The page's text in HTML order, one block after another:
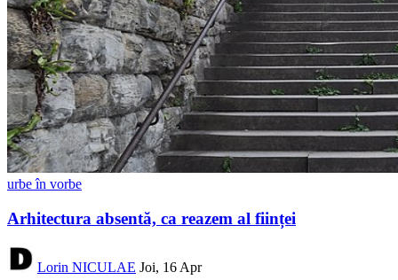
urbe în vorbe
Arhitectura absentă, ca reazem al ființei
Lorin NICULAE Joi, 16 Apr